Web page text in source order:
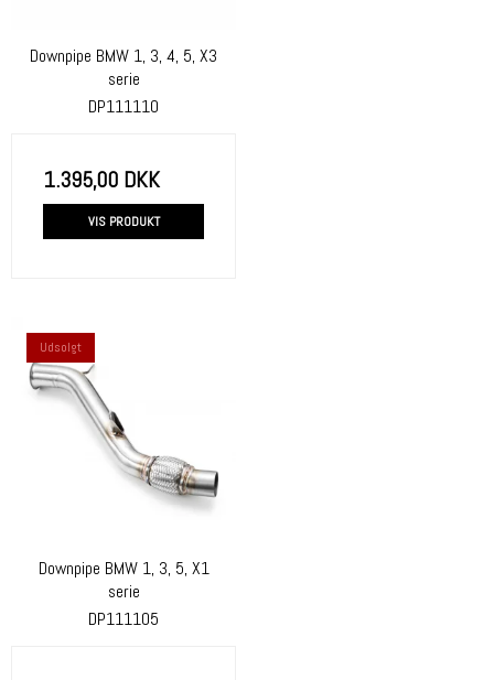
Downpipe BMW 1, 3, 4, 5, X3
serie
DP111110
1.395,00 DKK
VIS PRODUKT
Udsolgt
Downpipe BMW 1, 3, 5, X1
serie
DP111105